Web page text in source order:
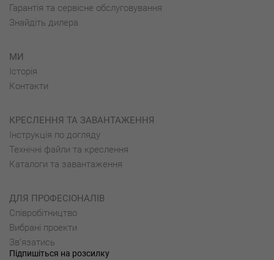
Гарантія та сервісне обслуговування
Знайдіть дилера
МИ
Історія
Контакти
КРЕСЛЕННЯ ТА ЗАВАНТАЖЕННЯ
Інструкція по догляду
Технічні файли та креслення
Каталоги та завантаження
ДЛЯ ПРОФЕСІОНАЛІВ
Cпівробітництво
Вибрані проекти
Зв’язатись
Підпишіться на розсилку